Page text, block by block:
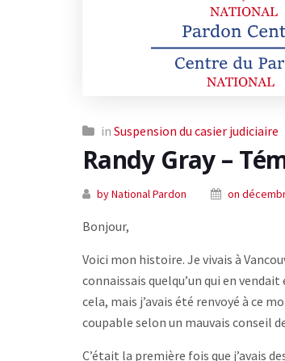
in Suspension du casier judiciaire
Randy Gray –
by National Pardon on
Bonjour,
Voici mon histoire. Je vivais à
connaissais quelqu’un qui en
cela, mais j’avais été renvoyé à ce
coupable selon un mauvais conseil
C’était la première fois que j’avais